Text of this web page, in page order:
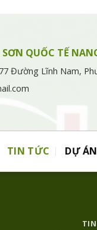
QUỐC TẾ
Đường Lĩnh Nam,
TIN TỨC DỰ ÁN